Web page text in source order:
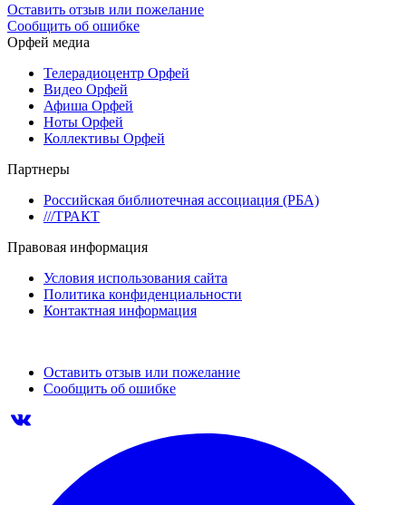
Оставить отзыв или пожелание
Сообщить об ошибке
Орфей медиа
Телерадиоцентр Орфей
Видео Орфей
Афиша Орфей
Ноты Орфей
Коллективы Орфей
Партнеры
Российская библиотечная ассоциация (РБА)
///ТРАКТ
Правовая информация
Условия использования сайта
Политика конфиденциальности
Контактная информация
Оставить отзыв или пожелание
Сообщить об ошибке